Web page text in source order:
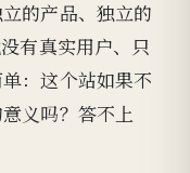
的产品、独立的
有真实用户、只
：这个站如果不
义吗？答不上